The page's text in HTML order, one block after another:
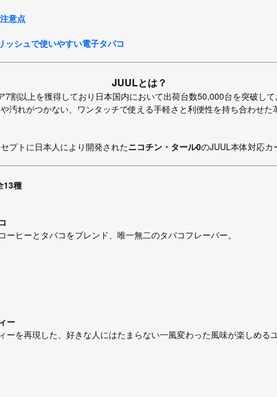
意点
ッシュで使いやすい電子タバコ
JUULとは？
割以上を獲得しており日本国内において出荷台数50,000台を突破して
汚れがつかない、ワンタッチで使える手軽さと利便性を持ち合わせた
プトに日本人により開発されたニコチン・タール0のJUUL本体対応カ
13種
ーヒーとタバコをブレンド、唯一無二のタバコフレーバー。
ー
ーを再現した、好きな人にはたまらない一風変わった風味が楽しめる